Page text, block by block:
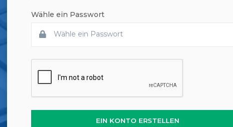
Wähle ein Passwort
EIN KONTO ERSTELLEN